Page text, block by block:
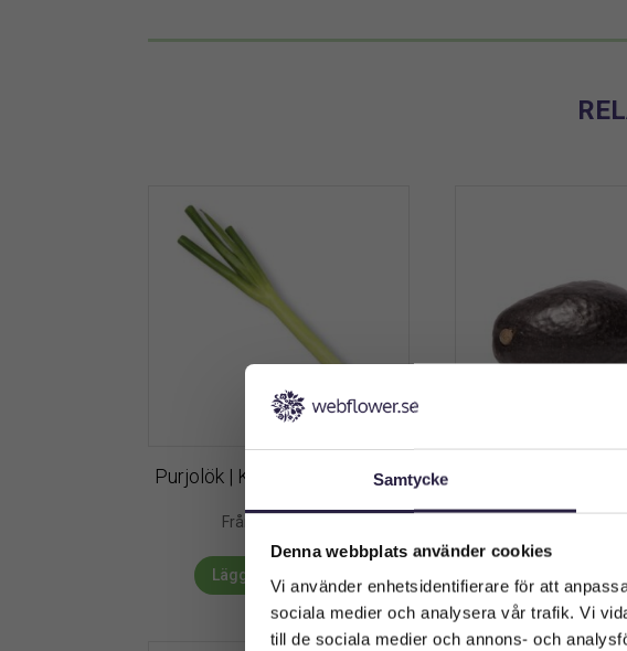
Samtycke
Denna webbplats använder cookies
Vi använder enhetsidentifierare för att
sociala medier och analysera vår trafik. Vi
till de sociala medier och annons- och
Purjolök | Konstgjord Grön 50
Från: 249kr
Lägg till i varukorg
Avokado |
139
Lägg till i
Vilken typ av